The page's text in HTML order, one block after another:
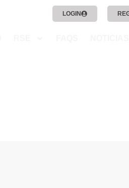
LOGIN